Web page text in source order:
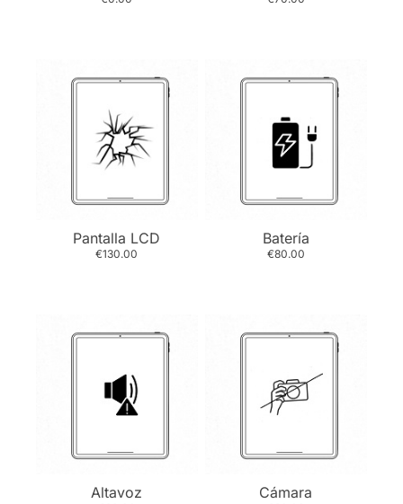
Pantalla LCD
€130.00
Batería
€80.00
Altavoz Cámara